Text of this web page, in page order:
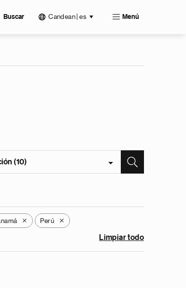
Buscar Candean | es Menú
(10)
X Perú X
Limpiar todo